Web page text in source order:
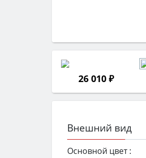
26 010 ₽
Внешний вид
Основной цвет :